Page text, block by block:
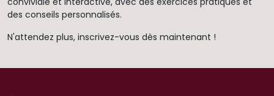
des conseils personnalisés.
N'attendez plus, inscrivez-vous dès maintenant !